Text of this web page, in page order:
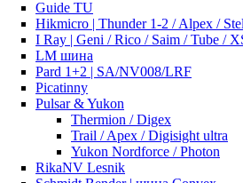
Guide TU
Hikmicro | Thunder 1-2 / Alpex /
I Ray | Geni / Rico / Saim / Tube /
LM шина
Pard 1+2 | SA/NV008/LRF
Picatinny
Pulsar & Yukon
Thermion / Digex
Trail / Apex / Digisight ultra
Yukon Nordforce / Photon
RikaNV Lesnik